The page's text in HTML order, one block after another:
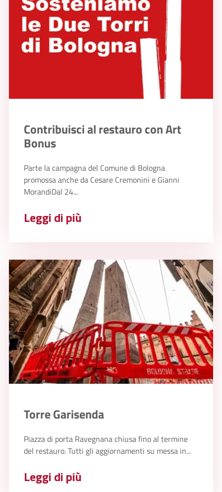
Contribuisci al restauro con Art
Bonus
Parte la campagna del Comune di Bologna
promossa anche da Cesare Cremonini e Gianni
MorandiDal 24...
Leggi di più
Torre Garisenda
Piazza di porta Ravegnana chiusa fino al termine
del restauro. Tutti gli aggiornamenti su messa in...
Leggi di più